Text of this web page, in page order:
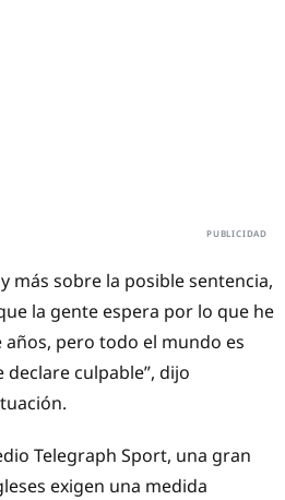
más sobre la posible sentencia,
la gente espera por lo que he
pero todo el mundo es
culpable”, dijo
Telegraph Sport, una gran
exigen una medida